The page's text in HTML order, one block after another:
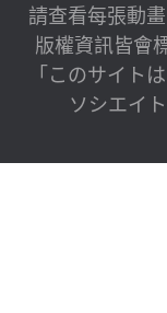
請查看每張動
版權資訊皆會
「このサイト
ソシエイ